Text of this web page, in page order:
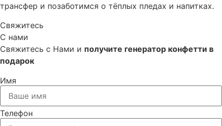
трансфер и позаботимся о тёплых пледах и напитках.
Свяжитесь
С нами
Свяжитесь с Нами и получите генератор конфетти в
подарок
Имя
Телефон